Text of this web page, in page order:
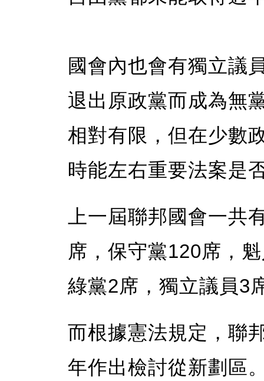
國會內也會有獨立議
退出原政黨而成為無
相對有限，但在少數
時能左右重要法案是
上一屆聯邦國會一共
席，保守黨120席，
綠黨2席，獨立議員3
而根據憲法規定，聯
年作出檢討從新劃區